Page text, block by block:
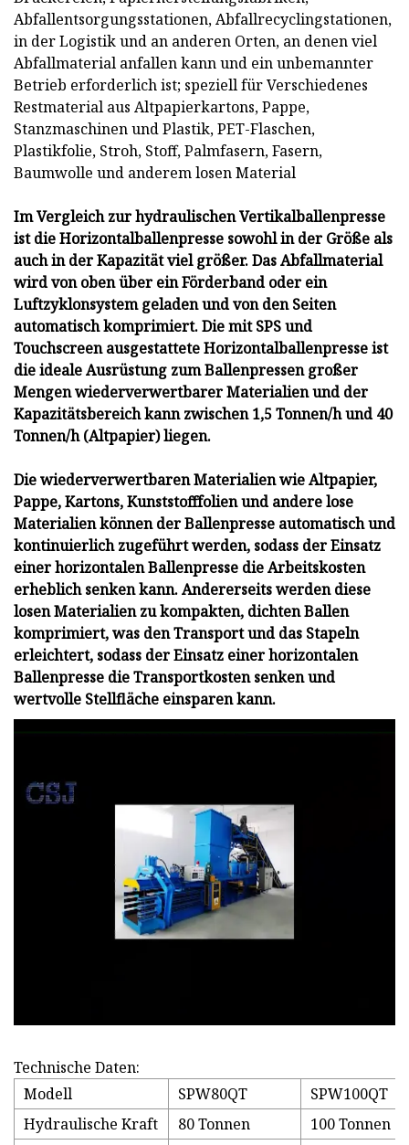
Abfallentsorgungsstationen, Abfallrecyclingstationen,
in der Logistik und an anderen Orten, an denen viel
Abfallmaterial anfallen kann und ein unbemannter
Betrieb erforderlich ist; speziell für Verschiedenes
Restmaterial aus Altpapierkartons, Pappe,
Stanzmaschinen und Plastik, PET-Flaschen,
Plastikfolie, Stroh, Stoff, Palmfasern, Fasern,
Baumwolle und anderem losen Material
Im Vergleich zur hydraulischen Vertikalballenpresse
ist die Horizontalballenpresse sowohl in der Größe als
auch in der Kapazität viel größer. Das Abfallmaterial
wird von oben über ein Förderband oder ein
Luftzyklonsystem geladen und von den Seiten
automatisch komprimiert. Die mit SPS und
Touchscreen ausgestattete Horizontalballenpresse ist
die ideale Ausrüstung zum Ballenpressen großer
Mengen wiederverwertbarer Materialien und der
Kapazitätsbereich kann zwischen 1,5 Tonnen/h und 40
Tonnen/h (Altpapier) liegen.
Die wiederverwertbaren Materialien wie Altpapier,
Pappe, Kartons, Kunststofffolien und andere lose
Materialien können der Ballenpresse automatisch und
kontinuierlich zugeführt werden, sodass der Einsatz
einer horizontalen Ballenpresse die Arbeitskosten
erheblich senken kann. Andererseits werden diese
losen Materialien zu kompakten, dichten Ballen
komprimiert, was den Transport und das Stapeln
erleichtert, sodass der Einsatz einer horizontalen
Ballenpresse die Transportkosten senken und
wertvolle Stellfläche einsparen kann.
Technische Daten:
Modell
SPW80QT
SPW100QT
Hydraulische Kraft
80 Tonnen
100 Tonnen